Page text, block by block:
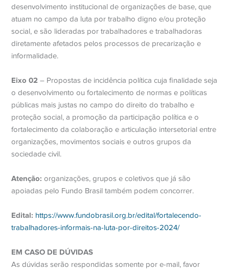
desenvolvimento institucional de organizações de base, que
atuam no campo da luta por trabalho digno e/ou proteção
social, e são lideradas por trabalhadores e trabalhadoras
diretamente afetados pelos processos de precarização e
informalidade.
Eixo 02 – Propostas de incidência política cuja finalidade seja
o desenvolvimento ou fortalecimento de normas e políticas
públicas mais justas no campo do direito do trabalho e
proteção social, a promoção da participação política e o
fortalecimento da colaboração e articulação intersetorial entre
organizações, movimentos sociais e outros grupos da
sociedade civil.
Atenção: organizações, grupos e coletivos que já são
apoiadas pelo Fundo Brasil também podem concorrer.
Edital: https://www.fundobrasil.org.br/edital/fortalecendo-
trabalhadores-informais-na-luta-por-direitos-2024/
EM CASO DE DÚVIDAS
As dúvidas serão respondidas somente por e-mail, favor